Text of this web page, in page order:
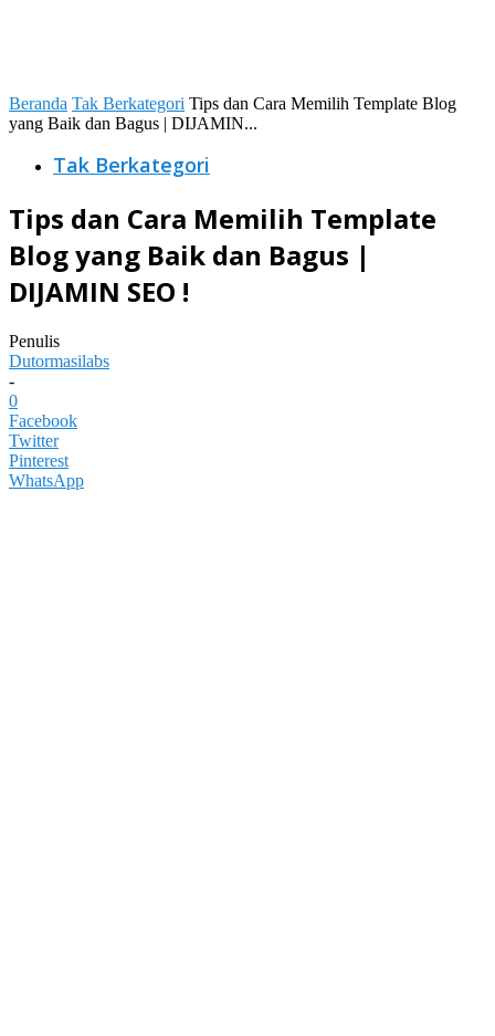
Beranda Tak Berkategori Tips dan Cara Memilih Template Blog
yang Baik dan Bagus | DIJAMIN...
Tak Berkategori
Tips dan Cara Memilih Template
Blog yang Baik dan Bagus |
DIJAMIN SEO !
Penulis
Dutormasilabs
-
0
Facebook
Twitter
Pinterest
WhatsApp